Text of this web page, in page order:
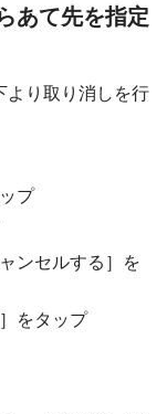
あて先を指定
より取り消しを行
プ
ンセルする］を
をタップ